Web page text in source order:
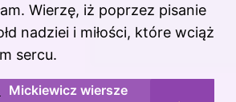
Wierzę, iż poprzez pisanie
nadziei i miłości, które wciąż
sercu.
Mickiewicz wiersze